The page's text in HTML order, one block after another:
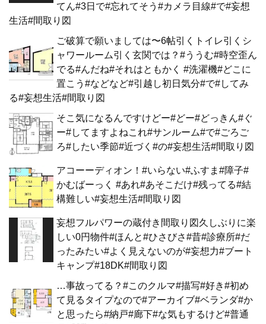
てん#3日で#忘れてそう#カメラ目線#で#妄想
生活#間取り図
ご破算で願いましては〜6帖引くトイレ引くシ
ャワールーム引く玄関では？#ううむ#時空歪ん
でる#んだね#それはともかく #洗濯機#どこに
置こう#などなど#引越し初日気分#で#してみ
る#妄想生活#間取り図
そこ気になるんですけどー#どー#どっきん#ぐ
ー#してますよねこれ#サンルーム#で#ごろご
ろ#したい季節#近づく#の#妄想生活#間取り図
アコーーディオン！#いらない#ふすま#障子#
かむばーっく #あれ#あそこだけ#残ってる#結
構難しい#妄想生活#間取り図
妄想フルパワーの蔵付き間取り図久しぶりに楽
しい0円物件#ほんと#ひさびさ#昔#診療所#だ
ったみたい#よく見えないのが#妄想力#ブート
キャンプ#18DK#間取り図
…事故ってる？#このクルマ#描写#好き#初め
て見るタイプなので#アーカイブ#ベランダ#か
と思ったら#納戸#廊下#な気もするけど#普通